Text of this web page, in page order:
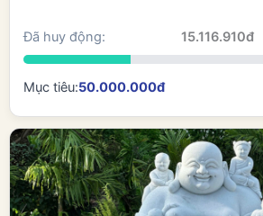
Đã huy động: 15.116.910đ
Mục tiêu:50.000.000đ